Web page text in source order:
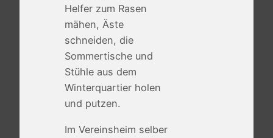
Helfer zum Rasen
mähen, Äste
schneiden, die
Sommertische und
Stühle aus dem
Winterquartier holen
und putzen.
Im Vereinsheim selber